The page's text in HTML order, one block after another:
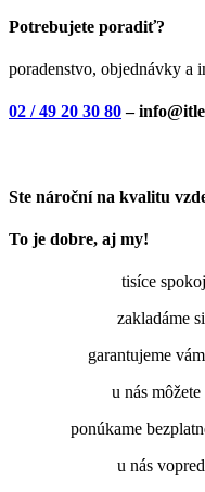
Potrebujete poradiť?
poradenstvo, objednávky a
02 / 49 20 30 80–
Ste nároční na kvalitu
To je dobre, aj my!
tisíce
zakladáme
garantujeme
u nás
ponúkame
u nás